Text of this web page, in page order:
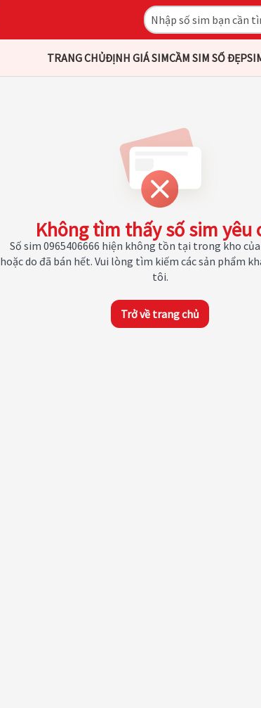
TRANG CHỦĐỊNH GIÁ SIMCẦM SIM SỐ ĐẸP
Không tìm thấy số sim yêu
Số sim 0965406666 hiện không tồn tại trong kho
hoặc do đã bán hết. Vui lòng tìm kiếm các sản phẩm
tôi.
Trở về trang chủ